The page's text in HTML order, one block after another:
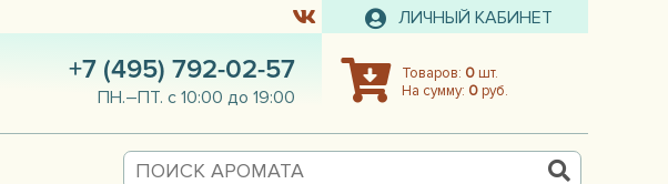
ЛИЧНЫЙ КАБИНЕТ
Товаров: 0шт.
На сумму: 0руб.
+7 (495) 792-02-57
ПН.–ПТ. с 10:00 до 19:00